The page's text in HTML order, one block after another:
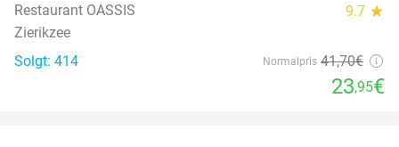
Restaurant OASSIS 9.7 star
Zierikzee
Solgt: 414
Normalpris 41,70€
23,95€